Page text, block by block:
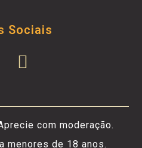
Sociais
com moderação.
menores de 18 anos.